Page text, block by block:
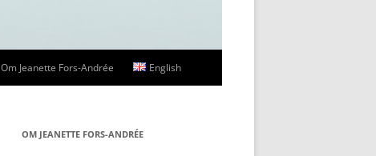
Om Jeanette Fors-Andrée English
OM JEANETTE FORS-ANDRÉE